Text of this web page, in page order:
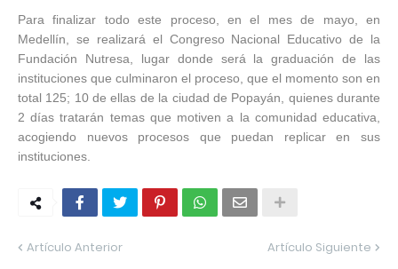
Para finalizar todo este proceso, en el mes de mayo, en
Medellín, se realizará el Congreso Nacional Educativo de la
Fundación Nutresa, lugar donde será la graduación de las
instituciones que culminaron el proceso, que el momento son en
total 125; 10 de ellas de la ciudad de Popayán, quienes durante
2 días tratarán temas que motiven a la comunidad educativa,
acogiendo nuevos procesos que puedan replicar en sus
instituciones.
Artículo Anterior Artículo Siguiente